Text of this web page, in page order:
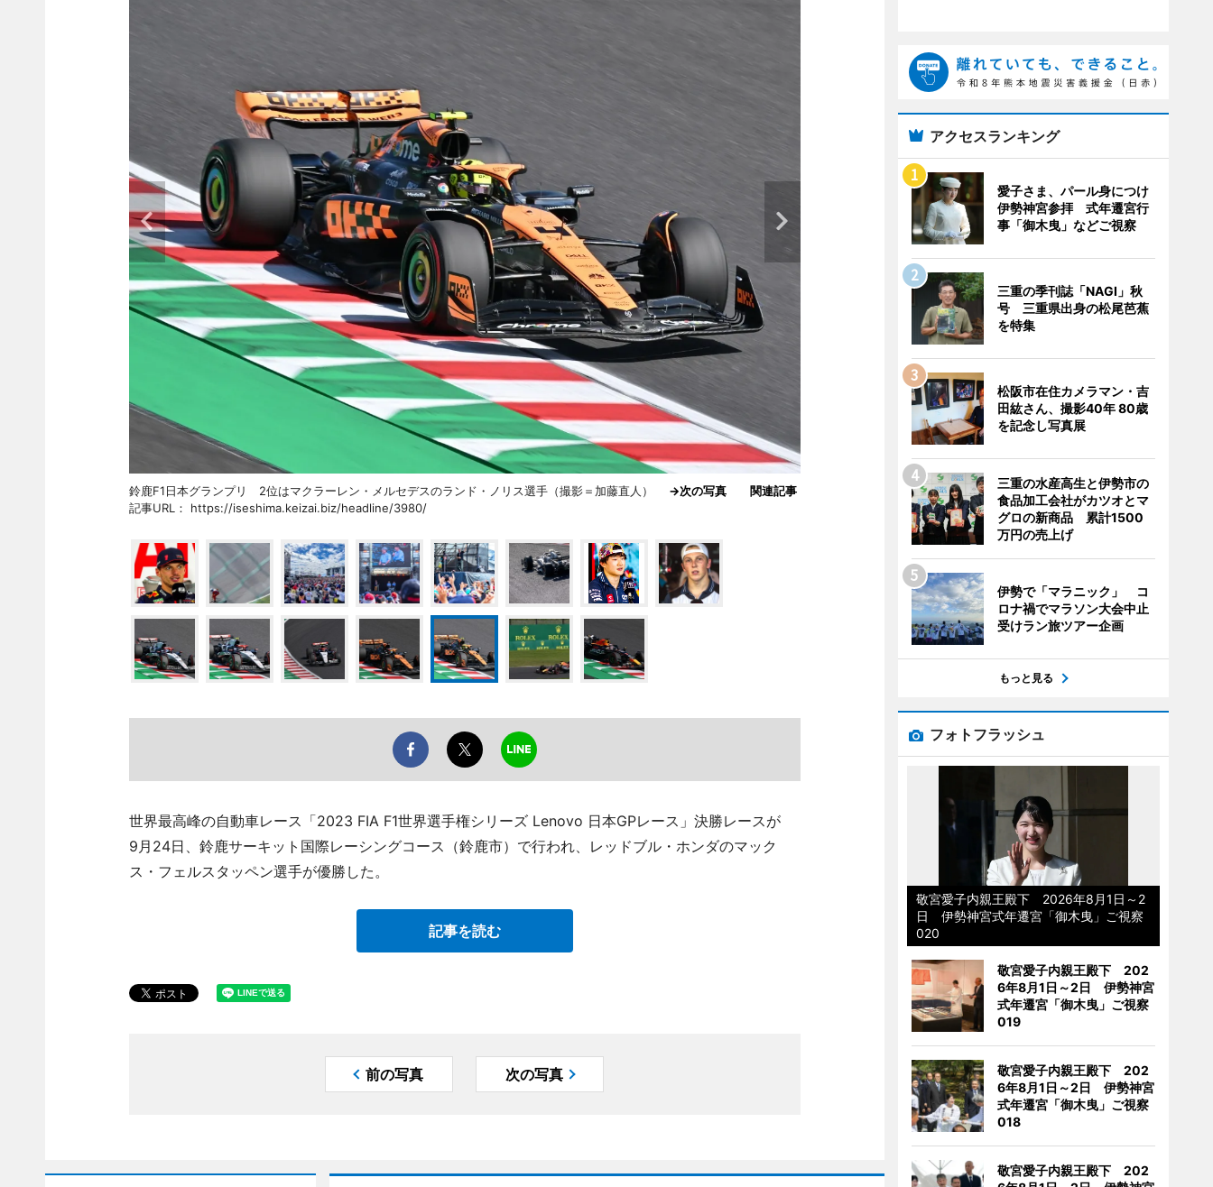
鈴鹿F1日本グランプリ 2位はマクラーレン・メルセデスのランド・ノリス選手（撮影＝加藤直人） →次の写真
関連記事
記事URL： https://iseshima.keizai.biz/headline/3980/
世界最高峰の自動車レース「2023 FIA F1世界選手権シリーズ Lenovo 日本GPレース」決勝レースが
9月24日、鈴鹿サーキット国際レーシングコース（鈴鹿市）で行われ、レッドブル・ホンダのマック
ス・フェルスタッペン選手が優勝した。
記事を読む
前の写真 次の写真
アクセスランキング
愛子さま、パール身につけ
伊勢神宮参拝 式年遷宮行
事「御木曳」などご視察
三重の季刊誌「NAGI」秋
号 三重県出身の松尾芭蕉
を特集
松阪市在住カメラマン・吉
田紘さん、撮影40年 80歳
を記念し写真展
三重の水産高生と伊勢市の
食品加工会社がカツオとマ
グロの新商品 累計1500
万円の売上げ
伊勢で「マラニック」 コ
ロナ禍でマラソン大会中止
受けラン旅ツアー企画
もっと見る
フォトフラッシュ
敬宮愛子内親王殿下 2026年8月1日～2
日 伊勢神宮式年遷宮「御木曳」ご視察
020
敬宮愛子内親王殿下 202
6年8月1日～2日 伊勢神宮
式年遷宮「御木曳」ご視察
019
敬宮愛子内親王殿下 202
6年8月1日～2日 伊勢神宮
式年遷宮「御木曳」ご視察
018
敬宮愛子内親王殿下 202